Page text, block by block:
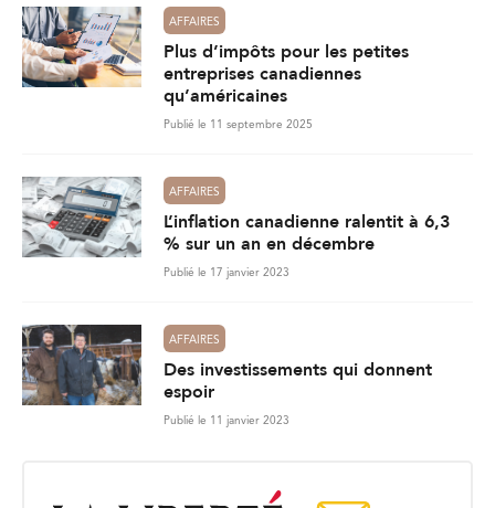
AFFAIRES
Plus d’impôts pour les petites
entreprises canadiennes
qu’américaines
Publié le 11 septembre 2025
AFFAIRES
L’inflation canadienne ralentit à 6,3
% sur un an en décembre
Publié le 17 janvier 2023
AFFAIRES
Des investissements qui donnent
espoir
Publié le 11 janvier 2023